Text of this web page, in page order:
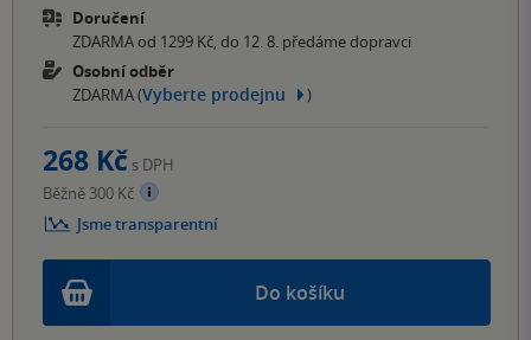
Doručení
ZDARMA od 1299 Kč, do 12. 8. předáme dopravci
Osobní odběr
ZDARMA (Vyberte prodejnu )
Do košíku
268 Kč s DPH
Běžně 300 Kč
Jsme transparentní